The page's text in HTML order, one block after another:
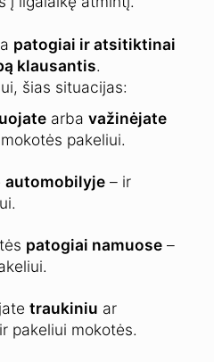
patogiai ir atsitiktinai
klausantis.
šias situacijas:
arba važinėjate
pakeliui.
automobilyje – ir
patogiai namuose –
traukiniu ar
pakeliui mokotės.